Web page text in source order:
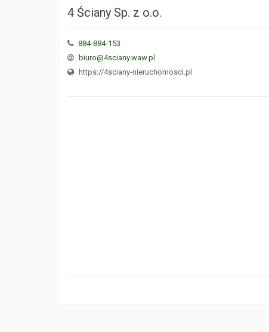
4 Ściany Sp. z o.o.
884-884-153
biuro@4sciany.waw.pl
https://4sciany-nieruchomosci.pl